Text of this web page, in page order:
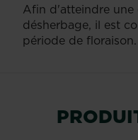
Afin d'atteindre une
désherbage, il est
période de floraison.